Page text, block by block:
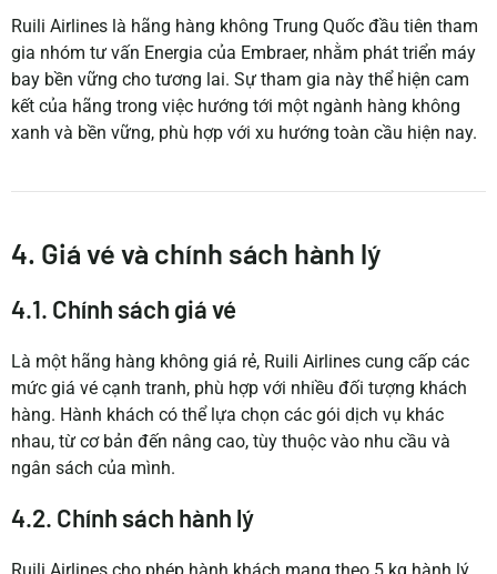
Ruili Airlines là hãng hàng không Trung Quốc đầu tiên tham
gia nhóm tư vấn Energia của Embraer, nhằm phát triển máy
bay bền vững cho tương lai. Sự tham gia này thể hiện cam
kết của hãng trong việc hướng tới một ngành hàng không
xanh và bền vững, phù hợp với xu hướng toàn cầu hiện nay.
4. Giá vé và chính sách hành lý
4.1. Chính sách giá vé
Là một hãng hàng không giá rẻ, Ruili Airlines cung cấp các
mức giá vé cạnh tranh, phù hợp với nhiều đối tượng khách
hàng. Hành khách có thể lựa chọn các gói dịch vụ khác
nhau, từ cơ bản đến nâng cao, tùy thuộc vào nhu cầu và
ngân sách của mình.
4.2. Chính sách hành lý